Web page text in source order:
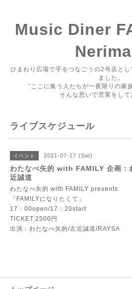
Music Diner
ひまわり広場で手をつなごうの2号店と
ました。
”ここに集う人たちが一夜限りの家
そんな思いで営業をして
ライブスケジュール
イベント 2021-07-17 (Sat)
わたなべ矢的 with FAMILY 企画：
近誠道
わたなべ矢的 with FAMILY presents
「FAMILYになりたくて」
17：00open/17：20start
TICKET:2500円
出演：わたなべ矢的/左近誠道/RAYSA